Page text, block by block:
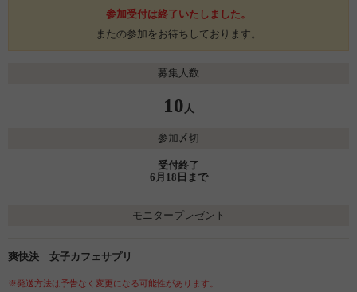
参加受付は終了いたしました。
またの参加をお待ちしております。
募集人数
10 人
参加〆切
受付終了
6月18日まで
モニタープレゼント
爽快決 女子カフェサプリ
※発送方法は予告なく変更になる可能性があります。